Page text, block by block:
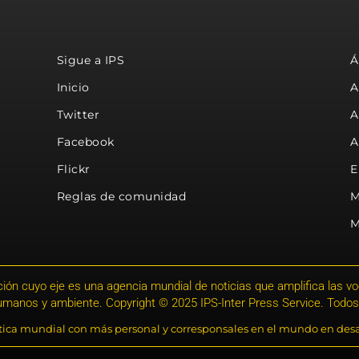
Sigue a IPS
Inicio
Twitter
Facebook
Flickr
Reglas de comunidad
cuyo eje es una agencia mundial de noticias que amplifica las
y ambiente. Copyright © 2025 IPS-Inter Press Service.
mundial con más personal y corresponsales en el mundo en